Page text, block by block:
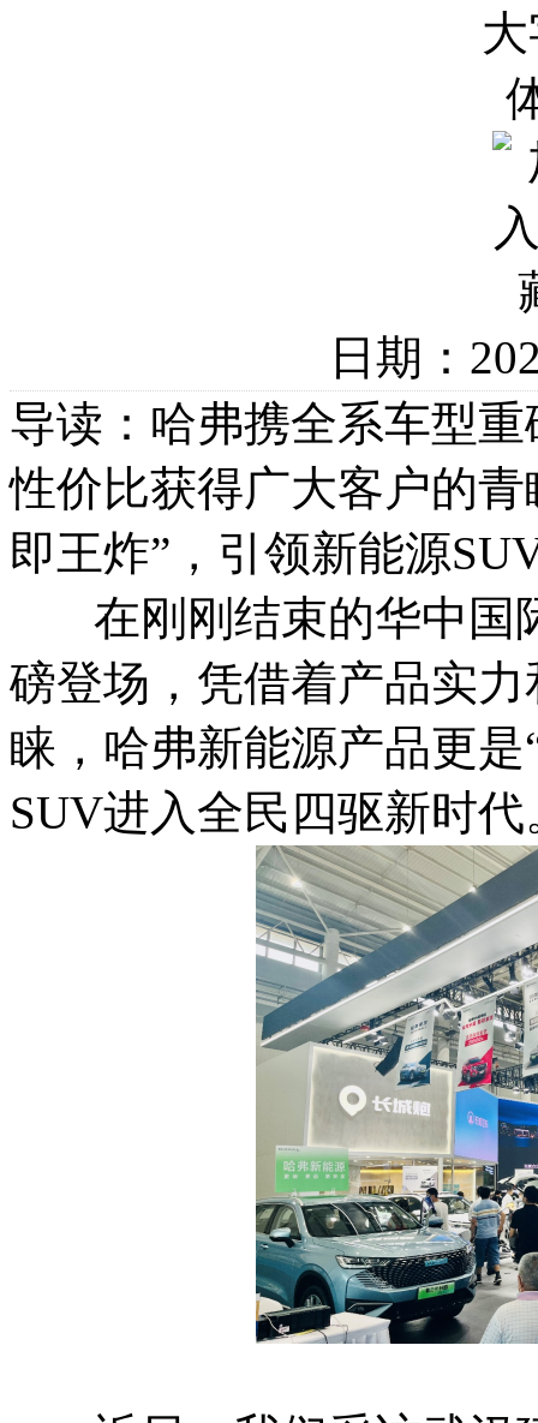
日期：
导读：哈弗携全系车型
性价比获得广大客户的
即王炸”，引领新能源
在刚刚结束的华中国
磅登场，凭借着产品实
睐，哈弗新能源产品更
SUV进入全民四驱新时代